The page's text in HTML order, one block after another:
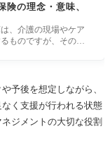
険の理念・意味、
、介護の現場やケア
ものですが、その真
予後を想定しながら、
く支援が行われる状態
ジメントの大切な役割